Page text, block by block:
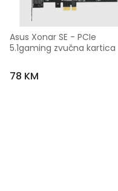
Asus Xonar SE - PCIe
5.1gaming zvučna kartica
78 KM